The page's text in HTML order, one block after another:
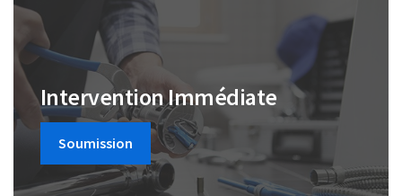
Intervention Immédiate
Soumission